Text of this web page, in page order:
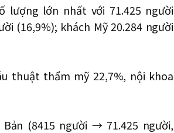
lượng lớn nhất với 71.425 người
(16,9%); khách Mỹ 20.284 người
thuật thẩm mỹ 22,7%, nội khoa
(8415 người → 71.425 người,